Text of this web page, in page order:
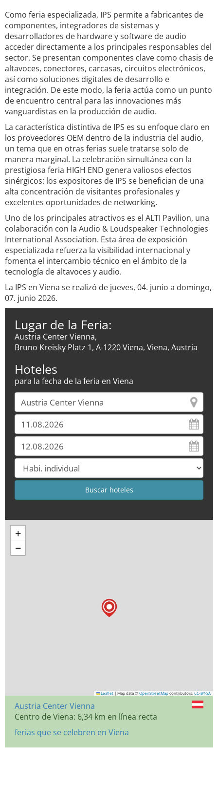
Como feria especializada, IPS permite a fabricantes de
componentes, integradores de sistemas y
desarrolladores de hardware y software de audio
acceder directamente a los principales responsables del
sector. Se presentan componentes clave como chasis de
altavoces, conectores, carcasas, circuitos electrónicos,
así como soluciones digitales de desarrollo e
integración. De este modo, la feria actúa como un punto
de encuentro central para las innovaciones más
vanguardistas en la producción de audio.
La característica distintiva de IPS es su enfoque claro en
los proveedores OEM dentro de la industria del audio,
un tema que en otras ferias suele tratarse solo de
manera marginal. La celebración simultánea con la
prestigiosa feria HIGH END genera valiosos efectos
sinérgicos: los expositores de IPS se benefician de una
alta concentración de visitantes profesionales y
excelentes oportunidades de networking.
Uno de los principales atractivos es el ALTI Pavilion, una
colaboración con la Audio & Loudspeaker Technologies
International Association. Esta área de exposición
especializada refuerza la visibilidad internacional y
fomenta el intercambio técnico en el ámbito de la
tecnología de altavoces y audio.
La IPS en Viena se realizó de jueves, 04. junio a domingo,
07. junio 2026.
Lugar de la Feria:
Austria Center Vienna,
Bruno Kreisky Platz 1, A-1220 Viena, Viena, Austria
Hoteles
para la fecha de la feria en Viena
+
−
Leaflet | Map data © OpenStreetMap contributors, CC-BY-SA
Austria Center Vienna
Centro de Viena: 6,34 km en línea recta
ferias que se celebren en Viena